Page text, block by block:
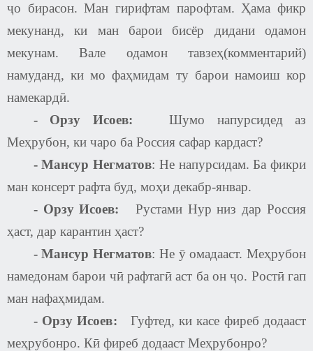
ҷо бирасон. Ман гирифтам парофтам. Ҳама фикр
мекунанд, ки ман барои бисёр дидани одамон
мекунам. Вале одамон тавзеҳ(комментарий)
намуданд, ки мо фаҳмидам ту барои намоиш кор
намекардӣ.
-
Орзу Исоев: Шумо напурсидед аз
Меҳрубон, ки чаро ба Россия сафар кардаст?
-Мансур Негматов: Не напурсидам. Ба фикри
ман консерт рафта буд, моҳи декабр-январ.
- Орзу Исоев: Рустами Нур низ дар Россия
ҳаст, дар карантин ҳаст?
-Мансур Негматов: Не ӯ омадааст. Меҳрубон
намедонам барои чӣ рафтагӣ аст ба он ҷо. Ростӣ гап
ман нафаҳмидам.
- Орзу Исоев: Гуфтед, ки касе фиреб додааст
меҳрубонро. Кӣ фиреб додааст Меҳрубонро?